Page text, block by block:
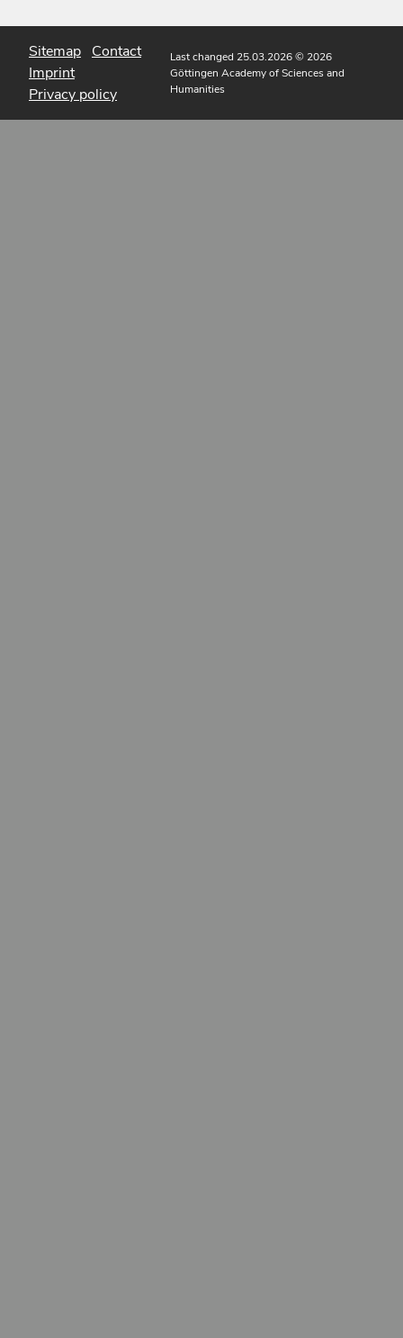
Sitemap Contact
Imprint
Privacy policy
Last changed 25.03.2026© 2026
Göttingen Academy of Sciences and
Humanities